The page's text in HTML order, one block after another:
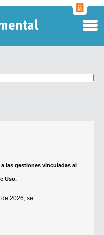
las gestiones vinculadas al
Uso.
2026, se...